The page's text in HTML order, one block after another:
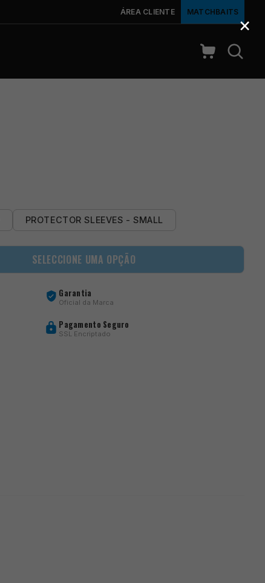
ÁREA CLIENTE MATCHBAITS
PROTECTOR SLEEVES - SMALL
SELECCIONE UMA OPÇÃO
Garantia
Oficial da Marca
Pagamento Seguro
SSL Encriptado
×